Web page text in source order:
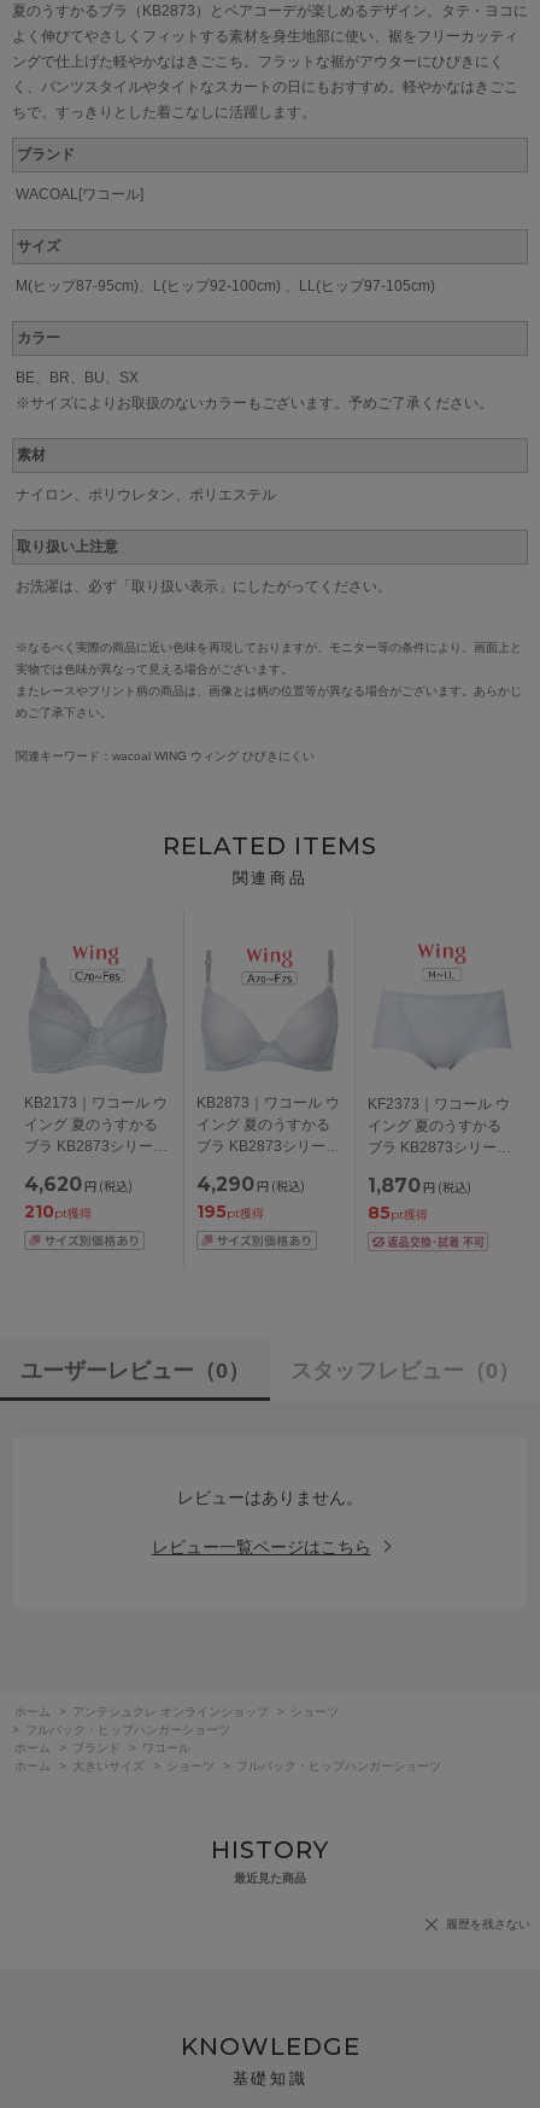
夏のうすかるブラ（KB2873）とペアコーデが楽しめるデザイン。タテ・ヨコに
よく伸びてやさしくフィットする素材を身生地部に使い、裾をフリーカッティ
ングで仕上げた軽やかなはきごこち。フラットな裾がアウターにひびきにく
く、パンツスタイルやタイトなスカートの日にもおすすめ。軽やかなはきごこ
ちで、すっきりとした着こなしに活躍します。
ブランド
WACOAL[ワコール]
サイズ
M(ヒップ87-95cm)、L(ヒップ92-100cm) 、LL(ヒップ97-105cm)
カラー
BE、BR、BU、SX
※サイズによりお取扱のないカラーもございます。予めご了承ください。
素材
ナイロン、ポリウレタン、ポリエステル
取り扱い上注意
お洗濯は、必ず「取り扱い表示」にしたがってください。
※なるべく実際の商品に近い色味を再現しておりますが、モニター等の条件により、画面上と
実物では色味が異なって見える場合がございます。
またレースやプリント柄の商品は、画像とは柄の位置等が異なる場合がございます。あらかじ
めご了承下さい。
関連キーワード：wacoal WING ウィング ひびきにくい
RELATED ITEMS
関連商品
KB2173｜ワコール ウ
イング 夏のうすかる
ブラ KB2873シリーズ
ジャー単品 CDEFカッ
プ アンダー
70/75/80/85cm
4,620 円 (税込)
210pt獲得
KB2873｜ワコール ウ
イング 夏のうすかる
ブラ KB2873シリーズ
ABCDEFカップ アン
ダー
65/70/75/80/85cm
4,290 円 (税込)
195pt獲得
KF2373｜ワコール ウ
イング 夏のうすかる
ブラ KB2873シリーズ
1,870 円 (税込)
85pt獲得
ユーザーレビュー （0） スタッフレビュー （0）
レビューはありません。
レビュー一覧ページはこちら
ホーム > アンテシュクレ オンラインショップ >
ショーツ
>
フルバック・ヒップハンガーショーツ
ホーム
> ブランド >
ワコール
ホーム
> 大きいサイズ > ショーツ > フルバック・ヒップハンガーショーツ
HISTORY
最近見た商品
履歴を残さない
KNOWLEDGE
基礎知識